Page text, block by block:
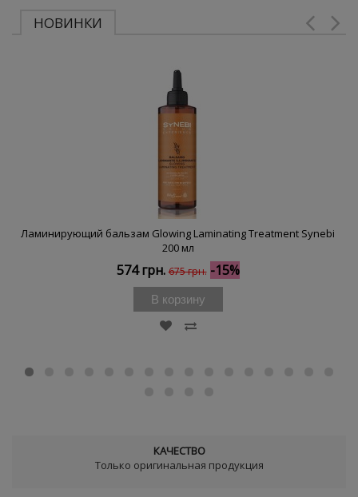
НОВИНКИ
Ламинирующий бальзам Glowing Laminating Treatment Synebi
200 мл
574 грн. 675 грн. -15%
В корзину
КАЧЕСТВО
Только оригинальная продукция